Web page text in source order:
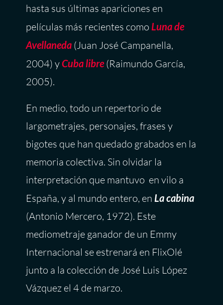
hasta sus últimas apariciones en
películas más recientes comoLuna de
Avellaneda (Juan José Campanella,
2004) yCuba libre(Raimundo García,
2005).
En medio, todo un repertorio de
largometrajes, personajes, frases y
bigotes que han quedado grabados en la
memoria colectiva. Sin olvidar la
interpretación que mantuvo en vilo a
España, y al mundo entero, enLa cabina
(Antonio Mercero, 1972). Este
mediometraje ganador de un Emmy
Internacional se estrenará en FlixOlé
junto a la colección de José Luis López
Vázquez el 4 de marzo.